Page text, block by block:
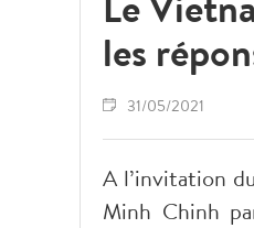
les
31/05/2021
A l’invitation
Minh Chinh